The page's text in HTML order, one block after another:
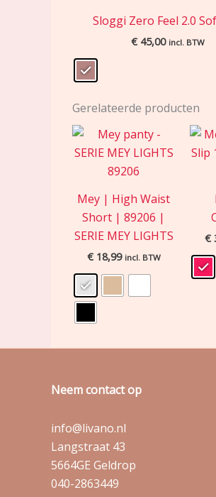
Sloggi Zero Feel 2.0
€ 45,00 incl. BTW
Gerelateerde producten
Mey | High Waist
Short | 89206 |
SERIE MEY LIGHTS
€18,99 incl. BTW
€
Neem contact op
info@livano.nl
Langstraat 43
5664GE Geldrop
040-2863449